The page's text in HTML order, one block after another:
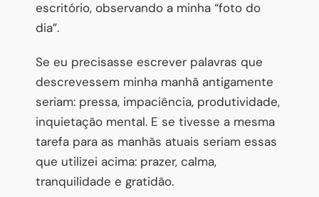
escritório, observando a minha “foto do
dia”.
Se eu precisasse escrever palavras que
descrevessem minha manhã antigamente
seriam: pressa, impaciência, produtividade,
inquietação mental. E se tivesse a mesma
tarefa para as manhãs atuais seriam essas
que utilizei acima: prazer, calma,
tranquilidade e gratidão.